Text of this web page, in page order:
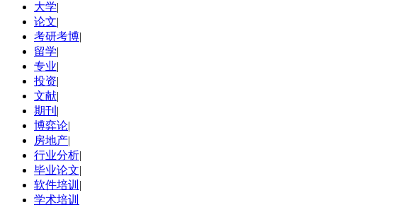
大学|
论文|
考研考博|
留学|
专业|
投资|
文献|
期刊 |
博弈论|
房地产|
行业分析|
毕业论文|
软件培训 |
学术培训